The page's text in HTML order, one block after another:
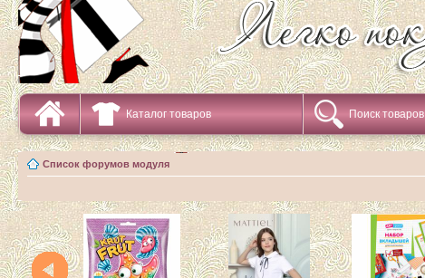
Каталог товаров Поиск товаров
Список форумов модуля